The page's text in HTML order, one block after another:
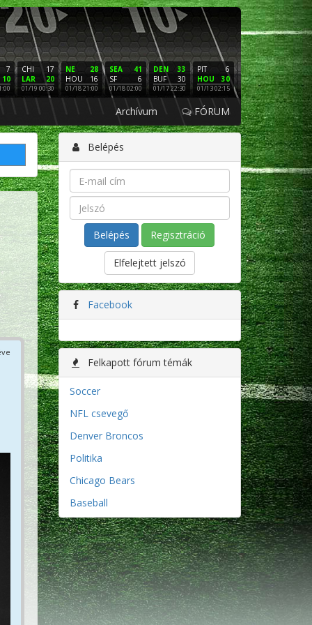
7
10
17
CHI
20
LAR
01/19 00:30
28
NE
16
HOU
01/18 21:00
41
SEA
6
SF
01/18 02:00
33
DEN
30
BUF
01/17 22:30
6
PIT
30
HOU
01/13 02:15
16
NE
3
LAC
01/12 02:00
PHI
SF
01/11
Archívum FÓRUM
Belépés
Regisztráció
Elfelejtett jelszó
Facebook
Felkapott fórum témák
Soccer
NFL csevegő
Denver Broncos
Politika
Chicago Bears
Baseball